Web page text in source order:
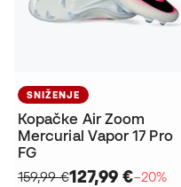
SNIŽENJE
Kopačke Air Zoom
Mercurial Vapor 17 Pro
FG
159,99 €127,99 €−20%